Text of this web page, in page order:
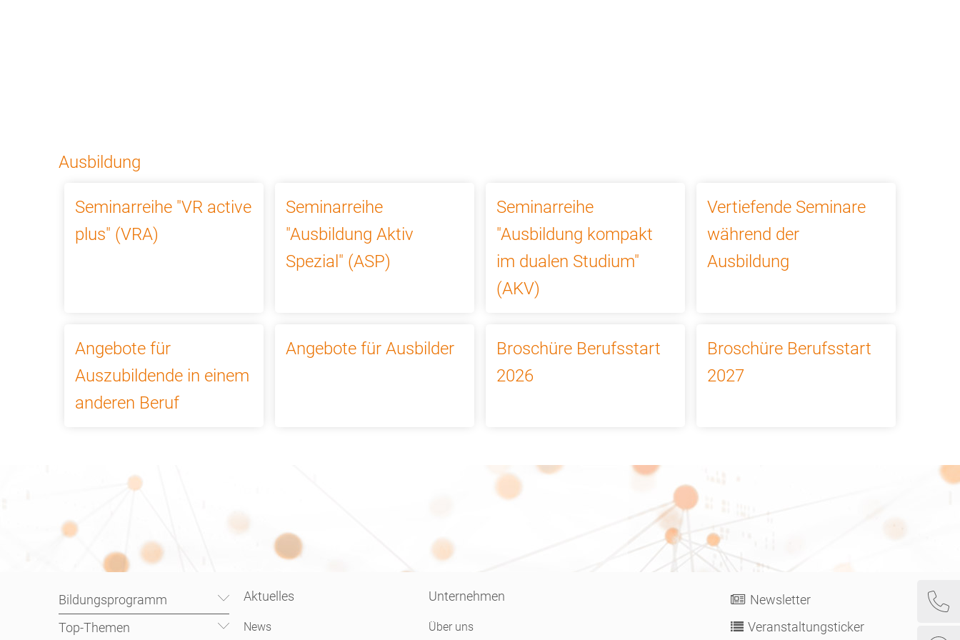
Ausbildung
Seminarreihe "VR active
plus" (VRA)
Seminarreihe
"Ausbildung Aktiv
Spezial" (ASP)
Seminarreihe
"Ausbildung kompakt
im dualen Studium"
(AKV)
Vertiefende Seminare
während der
Ausbildung
Angebote für
Auszubildende in einem
anderen Beruf
Angebote für Ausbilder
Broschüre Berufsstart
2026
Broschüre Berufsstart
2027
Ausbildung
Bildungsprogramm
Top-Themen
Aktuelles
News
Unternehmen
Über uns
Newsletter
Veranstaltungsticker